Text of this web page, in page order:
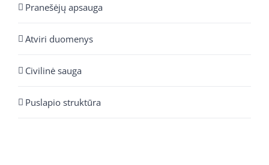
Pranešėjų apsauga
Atviri duomenys
Civilinė sauga
Puslapio struktūra